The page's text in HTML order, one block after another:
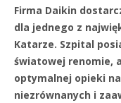
Firma Daikin
dla jednego z
Katarze. Szpital
światowej renomie,
optymalnej opieki
niezrównanych i